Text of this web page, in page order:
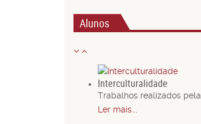
Alunos
Interculturalidade
Trabalhos realizados pela
Ler mais...